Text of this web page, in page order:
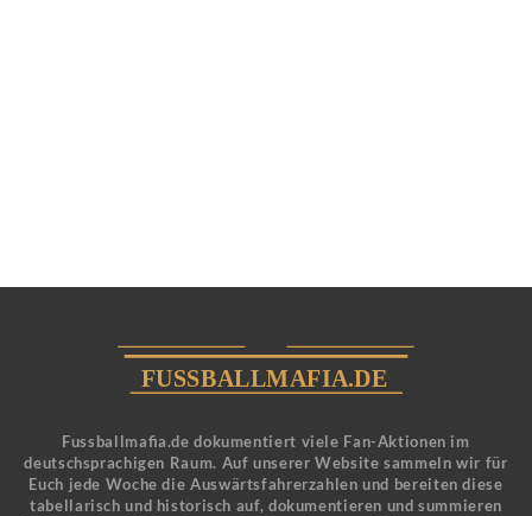
Fussballmafia.de dokumentiert viele Fan-Aktionen im
deutschsprachigen Raum. Auf unserer Website sammeln wir für
Euch jede Woche die Auswärtsfahrerzahlen und bereiten diese
tabellarisch und historisch auf, dokumentieren und summieren